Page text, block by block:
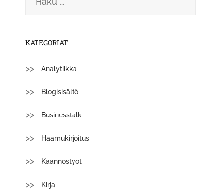
KATEGORIAT
Analytiikka
Blogisisältö
Businesstalk
Haamukirjoitus
Käännöstyöt
Kirja